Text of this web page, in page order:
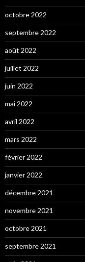
octobre 2022
septembre 2022
août 2022
juillet 2022
juin 2022
mai 2022
avril 2022
mars 2022
février 2022
janvier 2022
décembre 2021
novembre 2021
octobre 2021
septembre 2021